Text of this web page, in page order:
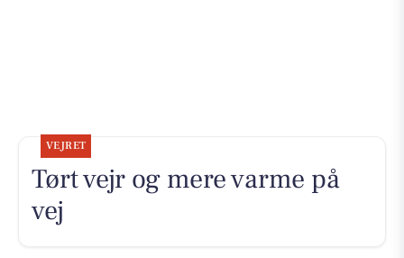
VEJRET
Tørt vejr og mere varme på
vej